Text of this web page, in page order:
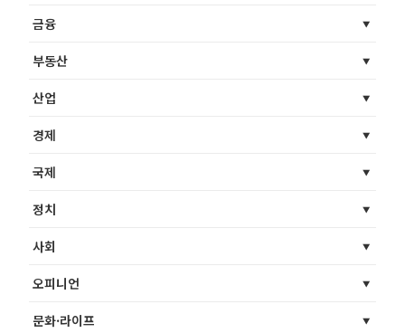
금융
부동산
산업
경제
국제
정치
사회
오피니언
문화·라이프